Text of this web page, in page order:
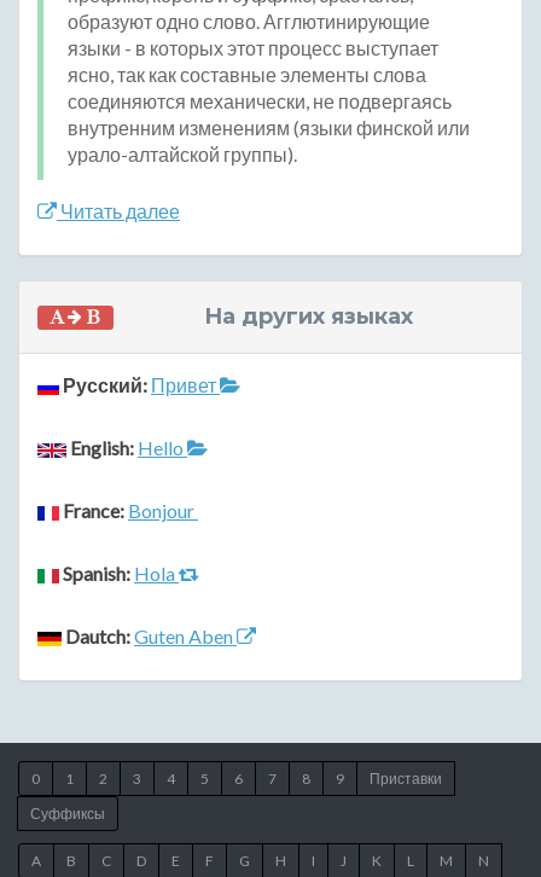
образуют одно слово. Агглютинирующие
языки - в которых этот процесс выступает
ясно, так как составные элементы слова
соединяются механически, не подвергаясь
внутренним изменениям (языки финской или
урало-алтайской группы).
Читать далее
На других языках
Русский: Привет
English: Hello
France: Bonjour
Spanish: Hola
Dautch:Guten Aben
0 1 2 3 4 5 6 7 8 9
Приставки
Суффиксы
A B C D E F G H I J K L M N